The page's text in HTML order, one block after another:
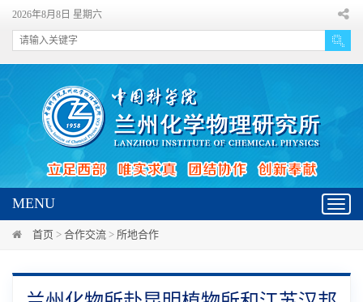
2026年8月8日 星期六
MENU
首页 > 合作交流 > 所地合作